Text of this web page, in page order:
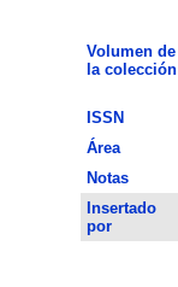
Volumen de
la colección
ISSN
Área
Notas
Insertado
por